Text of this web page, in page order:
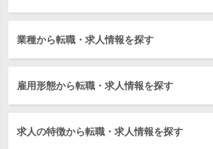
業種から転職・求人情報を探す
雇用形態から転職・求人情報を探す
求人の特徴から転職・求人情報を探す